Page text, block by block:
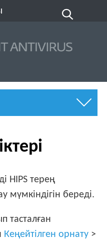
HIPS терең
мүмкіндігін береді.
тасталған
Кеңейтілген орнату >